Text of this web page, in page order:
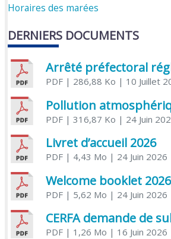
Horaires des marées
DERNIERS DOCUMENTS
PDF| 286,88 Ko | 10 Juillet
Pollution
PDF| 316,87 Ko | 24 Juin
Livret d’accueil 2026
PDF| 4,43 Mo | 24 Juin 2026
Welcome booklet 2026
PDF| 5,62 Mo | 24 Juin 2026
PDF| 1,26 Mo | 16 Juin 2026